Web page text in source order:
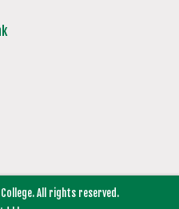
All rights reserved.